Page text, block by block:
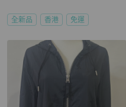
全新品 香港 免運